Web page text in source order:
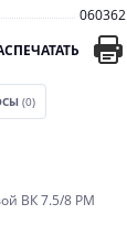
060362
(0)
ВК 7.5/8 PM